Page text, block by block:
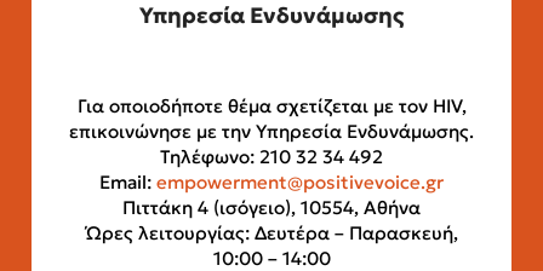
Υπηρεσία Ενδυνάμωσης
Για οποιοδήποτε θέμα σχετίζεται με τον HIV,
επικοινώνησε με την Υπηρεσία Ενδυνάμωσης.
Τηλέφωνο: 210 32 34 492
Email: empowerment@positivevoice.gr
Πιττάκη 4 (ισόγειο), 10554, Αθήνα
Ώρες λειτουργίας: Δευτέρα – Παρασκευή,
10:00 – 14:00